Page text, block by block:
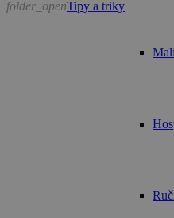
folder_openTipy a triky